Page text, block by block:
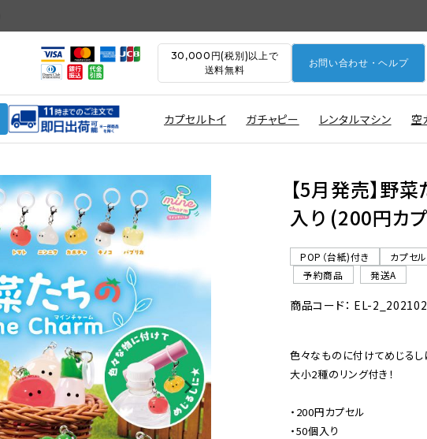
30,000円(税別)以上で
送料無料
お問い合わせ・ヘルプ
カプセルトイ ガチャピー レンタルマシン 空
【5月発売】野
入り (200円カ
POP（台紙)付き
カプセ
予約商品
発送A
商品コード： EL-2_202102
色々なものに付けてめじるし
大小2種のリング付き！
・200円カプセル
・50個入り